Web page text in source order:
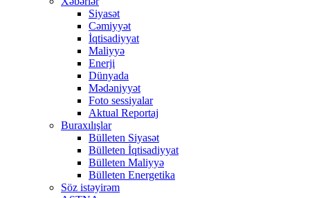
Siyasət
Cəmiyyət
İqtisadiyyat
Maliyyə
Enerji
Dünyada
Mədəniyyət
Foto sessiyalar
Aktual Reportaj
Buraxılışlar
Bülleten Siyasət
Bülleten İqtisadiyyat
Bülleten Maliyyə
Bülleten Energetika
Söz istəyirəm